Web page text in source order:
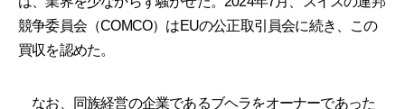
競争委員会（COMCO）はEUの公正取引員会に続き、この
買収を認めた。
なお、同族経営の企業であるブヘラをオーナーであった